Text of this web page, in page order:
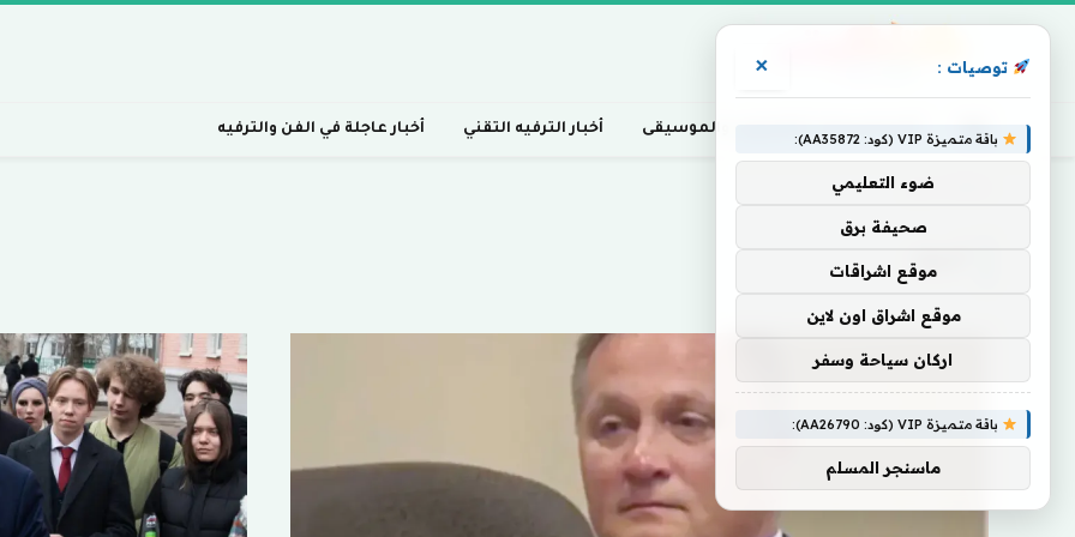
أخبار السينما، التلفزيون، والموسيقى أخبار الترفيه التقني أخبار عاجلة في الفن والترفيه
أسود
أسود
توصيات : ×
باقة متميزة VIP (كود: AA35872):
ضوء التعليمي
صحيفة برق
موقع اشراقات
موقع اشراق اون لاين
اركان سياحة وسفر
باقة متميزة VIP (كود: AA26790):
ماسنجر المسلم